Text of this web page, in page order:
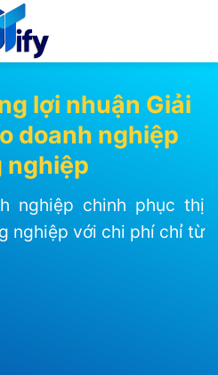
lợi nhuận Giải
doanh nghiệp
nghiệp
nghiệp chinh phục thị
nghiệp với chi phí chỉ từ